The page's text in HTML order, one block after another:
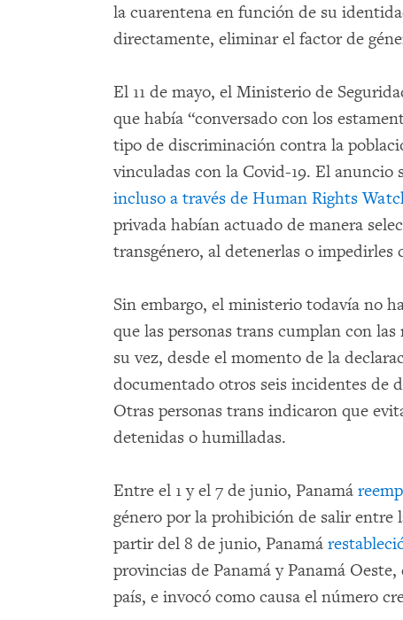
la cuarentena en función de su
directamente, eliminar el factor de
El 11 de mayo, el Ministerio de
que había “conversado con los
tipo de discriminación contra la
vinculadas con la Covid-19. El anuncio
incluso a través de Human Rights
privada habían actuado de manera
transgénero, al detenerlas o impedirles
Sin embargo, el ministerio todavía no
que las personas trans cumplan con
su vez, desde el momento de la
documentado otros seis incidentes de
Otras personas trans indicaron que
detenidas o humilladas.
Entre el 1 y el 7 de junio, Panamá
género por la prohibición de salir entre
partir del 8 de junio, Panamá
provincias de Panamá y Panamá
país, e invocó como causa el número